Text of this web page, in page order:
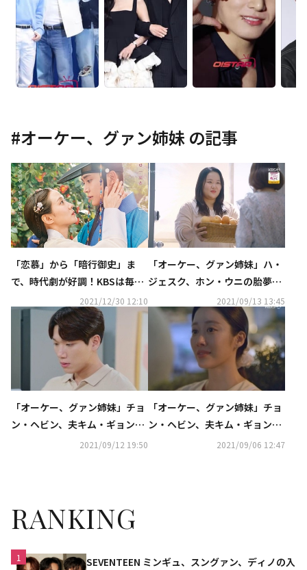
#オーケー、グァン姉妹 の記事
「恋慕」から「暗行御史」ま
で、時代劇が好調！KBSは毎日
＆週末ドラマも変わらぬ人気
【2021年韓国ドラマ決算】
2021/12/30 12:10
「オーケー、グァン姉妹」ハ・
ジェスク、ホン・ウニの胎夢
に？サプライズで再登場
2021/09/13 13:45
「オーケー、グァン姉妹」チョ
ン・ヘビン、夫キム・ギョンナ
ムに離婚を切り出す…二人の運
2021/09/12 19:50
「オーケー、グァン姉妹」チョ
ン・ヘビン、夫キム・ギョンナ
2021/09/06 12:47
RANKING
1
SEVENTEEN ミンギュ、スングァン、ディノの入